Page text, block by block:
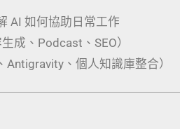
AI 如何協助日常工作
成、Podcast、SEO）
Antigravity、個人知識庫整合）